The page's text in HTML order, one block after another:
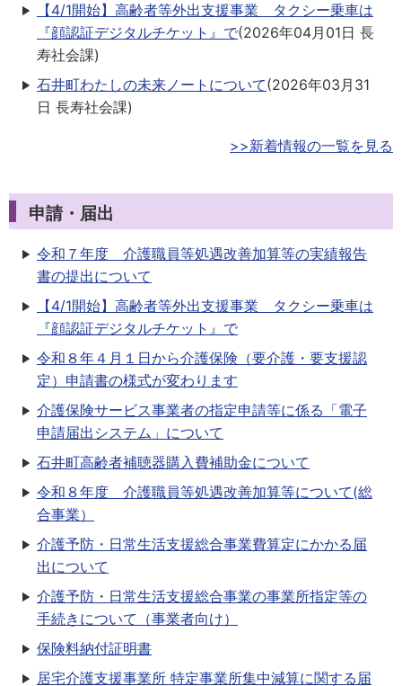
【4/1開始】高齢者等外出支援事業 タクシー乗車は
『顔認証デジタルチケット』で(2026年04月01日 長
寿社会課)
石井町わたしの未来ノートについて(2026年03月31
日 長寿社会課)
>>新着情報の一覧を見る
申請・届出
令和７年度 介護職員等処遇改善加算等の実績報告
書の提出について
【4/1開始】高齢者等外出支援事業 タクシー乗車は
『顔認証デジタルチケット』で
令和８年４月１日から介護保険（要介護・要支援認
定）申請書の様式が変わります
介護保険サービス事業者の指定申請等に係る「電子
申請届出システム」について
石井町高齢者補聴器購入費補助金について
令和８年度 介護職員等処遇改善加算等について(総
合事業）
介護予防・日常生活支援総合事業費算定にかかる届
出について
介護予防・日常生活支援総合事業の事業所指定等の
手続きについて（事業者向け）
保険料納付証明書
居宅介護支援事業所 特定事業所集中減算に関する届